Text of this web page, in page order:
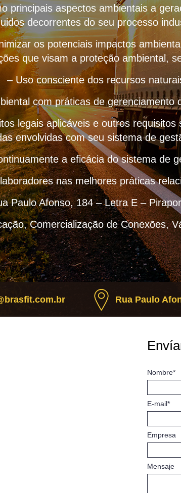
principais aspectos ambientais a
decorrentes do seu processo
os potenciais impactos
que visam a proteção ambiental,
– Uso consciente dos recursos
com práticas de gerenciamento
legais aplicáveis e outros requisitos
envolvidas com seu sistema de
a eficácia do sistema de
nas melhores práticas
Paulo Afonso, 184 – Letra E –
Comercialização de Conexões,
Rua Paulo
Nombre*
E-mail*
Empresa
Mensaje